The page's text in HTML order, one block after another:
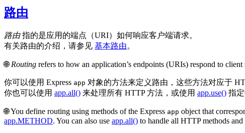
路由
路由指的是应用的端点（URI）如何响应客户端请求。
有关路由的介绍，请参见 基本路由。
🌐Routing refers to how an application’s endpoints (URIs) respond to
你可以使用 Express app 对象的方法来定义路由，这些方法对应于
你也可以使用 app.all() 来处理所有 HTTP 方法，或使用 app.use() 指
🌐 You define routing using methods of the Express app object that
app.METHOD. You can also use app.all() to handle all HTTP methods and